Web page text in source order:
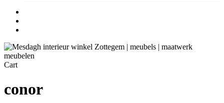
CartClose
conor